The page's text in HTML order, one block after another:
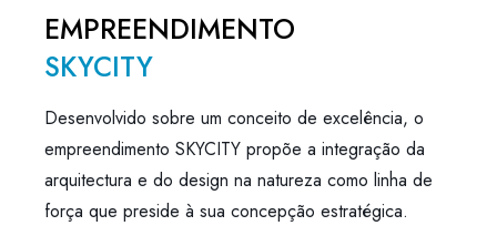
EMPREENDIMENTO
SKYCITY
Desenvolvido sobre um conceito de excelência, o
empreendimento SKYCITY propõe a integração da
arquitectura e do design na natureza como linha de
força que preside à sua concepção estratégica.